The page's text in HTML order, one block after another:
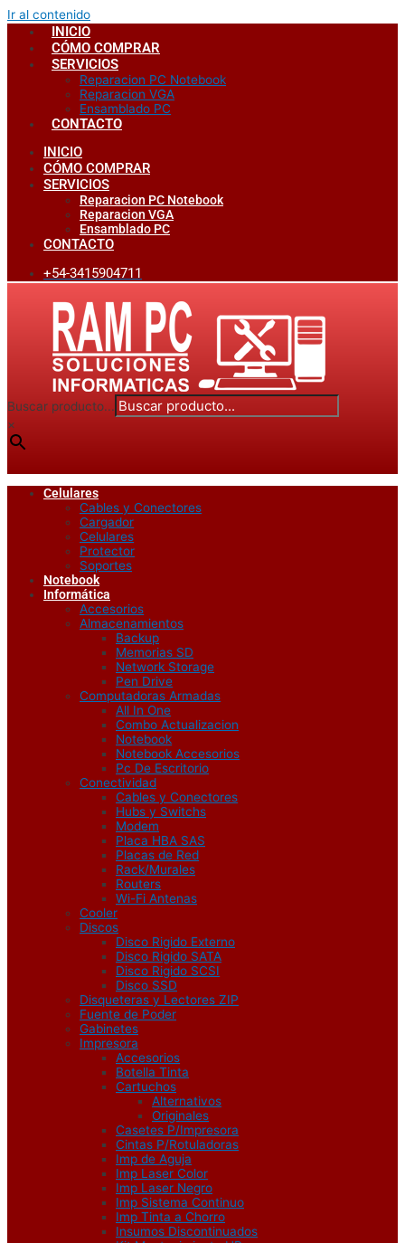
Ir al contenido
INICIO
CÓMO COMPRAR
SERVICIOS
Reparacion PC Notebook
Reparacion VGA
Ensamblado PC
CONTACTO
INICIO
CÓMO COMPRAR
SERVICIOS
Reparacion PC Notebook
Reparacion VGA
Ensamblado PC
CONTACTO
+54-3415904711
Buscar producto...
×
Celulares
Cables y Conectores
Cargador
Celulares
Protector
Soportes
Notebook
Informática
Accesorios
Almacenamientos
Backup
Memorias SD
Network Storage
Pen Drive
Computadoras Armadas
All In One
Combo Actualizacion
Notebook
Notebook Accesorios
Pc De Escritorio
Conectividad
Cables y Conectores
Hubs y Switchs
Modem
Placa HBA SAS
Placas de Red
Rack/Murales
Routers
Wi-Fi Antenas
Cooler
Discos
Disco Rigido Externo
Disco Rigido SATA
Disco Rigido SCSI
Disco SSD
Disqueteras y Lectores ZIP
Fuente de Poder
Gabinetes
Impresora
Accesorios
Botella Tinta
Cartuchos
Alternativos
Originales
Casetes P/Impresora
Cintas P/Rotuladoras
Imp de Aguja
Imp Laser Color
Imp Laser Negro
Imp Sistema Continuo
Imp Tinta a Chorro
Insumos Discontinuados